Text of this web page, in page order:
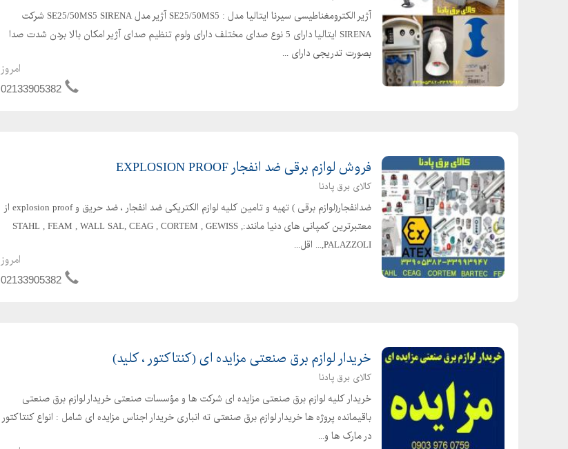
آژیر الکترومغناطیسی سیرنا ایتالیا مدل : SE25/50MS5 آژیر مدل SE25/50MS5 SIRENA شرکت
SIRENA ایتالیا دارای 5 نوع صدای مختلف دارای ولوم تنظیم صدای آژیر امکان بالا بردن شدت صدا
بصورت تدریجی دارای ...
امروز
02133905382
فروش لوازم برقی ضد انفجار EXPLOSION PROOF
کالای برق پادنا
ضدانفجار(لوازم برقی ) تهیه و تامین کلیه لوازم الکتریکی ضد انفجار ، ضد حریق و explosion proof از
معتبرترین کمپانی های دنیا مانند:STAHL , FEAM , WALL SAL, CEAG , CORTEM , GEWISS ,
PALAZZOLI,... اقل...
امروز
02133905382
خریدار لوازم برق صنعتی مزایده ای (کنتاکتور ، کلید)
کالای برق پادنا
خریدار کلیه لوازم برق صنعتی مزایده ای شرکت ها و مؤسسات صنعتی خریدار لوازم برق صنعتی
باقیمانده پروژه ها خریدار لوازم برق صنعتی ته انباری خریدار اجناس مزایده ای شامل : انواع کنتاکتور
در مارک ها و...